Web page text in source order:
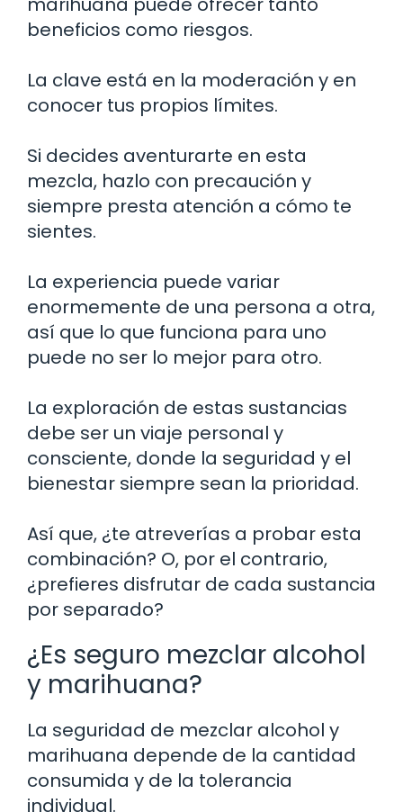
beneficios como riesgos.
La clave está en la moderación y en
conocer tus propios límites.
Si decides aventurarte en esta
mezcla, hazlo con precaución y
siempre presta atención a cómo te
sientes.
La experiencia puede variar
enormemente de una persona a otra,
así que lo que funciona para uno
puede no ser lo mejor para otro.
La exploración de estas sustancias
debe ser un viaje personal y
consciente, donde la seguridad y el
bienestar siempre sean la prioridad.
Así que, ¿te atreverías a probar esta
combinación? O, por el contrario,
¿prefieres disfrutar de cada sustancia
por separado?
¿Es seguro mezclar alcohol
y marihuana?
La seguridad de mezclar alcohol y
marihuana depende de la cantidad
consumida y de la tolerancia
individual.